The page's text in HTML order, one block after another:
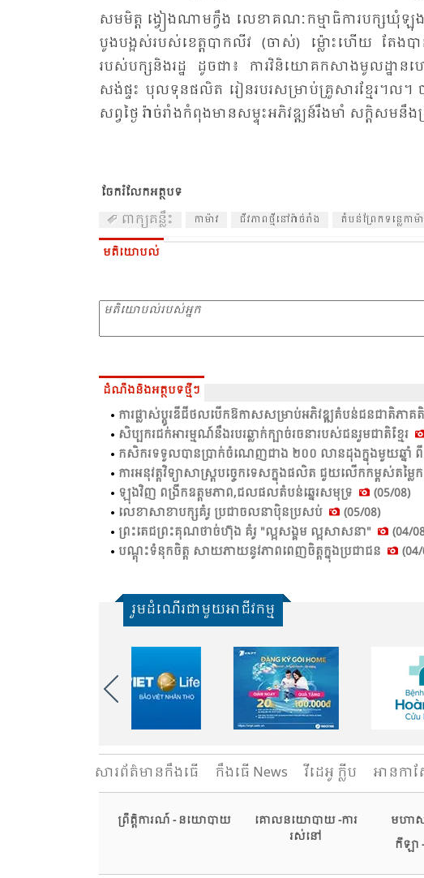
សម​មិត្ត ង្វៀង​ណាម​ក្វឹង លេ​ខា​គណៈ​កម្មា​ធិ​ការ​បក្ស​ឃុំ​ឡុង​
បូង​បង្អស់​របស់​ខេត្ត​បាក​លីវ (ចាស់) ម្ល៉ោះ​ហើយ តែង​
របស់​បក្ស​និង​រដ្ឋ ដូច​ជា៖ ការ​វិនិ​យោគ​កសាង​មូល​ដ្ឋាន​
សង់​ផ្ទះ បុល​ទុន​ផលិត រៀន​របរ​សម្រាប់​គ្រួ​សារ​ខ្មែរ​។ល។
សព្វ​ថ្ងៃ រ៉ាច់​រាំង​កំ​ពុង​មាន​សម្ទុះ​អភិ​វឌ្ឍន៍​រឹង​មាំ សក្តិ​ស
ចែករំលែកអត្ថបទ
ពាក្យគន្លឹះ កា​ម៉ាវ ជីវ​ភាព​ថ្មី​នៅ​រ៉ាច់​រាំង តំ​បន់​ព្រែក​ទន្លេ​កា​ម៉
មតិយោបល់
ដំណឹងនិងអត្ថបទថ្មីៗ
ការ​ផ្លាស់​ប្ដូរ​ឌីជី​ថល​បើក​ឱ​កាស​សម្រាប់​អភិវឌ្ឍ​​តំ​បន់​ជន​ជាតិ​ភាគ​
សិប្បករជក់អារម្មណ៍នឹងរបរឆ្លាក់ក្បាច់រចនារបស់ជនរួមជាតិខ្មែរ
កសិ​ករ​ទទួល​បាន​ប្រាក់​ចំ​ណេញ​ជាង​ ២០០ លាន​ដុង​ក្នុង​មួយ​ឆ្នាំ​
ការ​អនុ​វត្ត​វិទ្យា​សាស្ត្រ​បច្ចេក​ទេស​ក្នុង​ផលិត​ ជួយ​លើក​កម្ពស់​តម្
ឡុង​វិញ ពង្រីក​ឧត្ដម​ភាព,​ជល​ផល​តំ​បន់​ឆ្នេរ​សមុទ្រ​
(05/08)
លេខា​សាខា​បក្ស​គំ​រូ​ ប្រ​ជា​ចលនា​ប៉ិន​ប្រ​សប់​
(05/08)
ព្រះ​តេជ​ព្រះ​គុណ​ថា​ច់ហ៊ុង គំ​រូ​ "ល្អ​សង្គម​ ល្អ​សាសនា​"
(04/
បណ្តុះ​ទំនុក​ចិត្ត​ សាយ​ភាយ​នូវ​ភាព​ពេញ​ចិត្ត​ក្នុង​ប្រ​ជា​ជន​
រួមដំណើរជាមួយអាជីវកម្ម
សារ​ព័ត៌មានកឹងធើ កឹងធើ News វីដេអូ ក្លីប អានកា
ព្រឹត្តិការណ៍ - នយោបាយ
គោលនយោបាយ -ការ
រស់នៅ
មហាស
កីឡា